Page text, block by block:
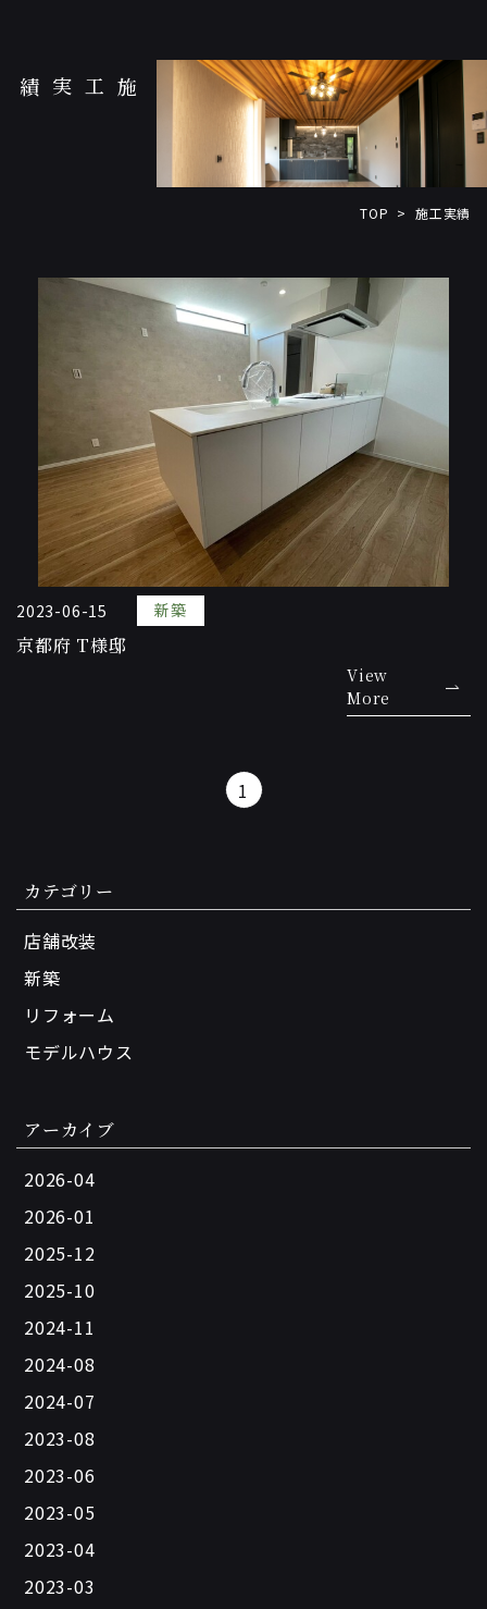
施工実績
TOP > 施工実績
カテゴリー
店舗改装
新築
リフォーム
モデルハウス
アーカイブ
2026-04
2026-01
2025-12
2025-10
2024-11
2024-08
2024-07
2023-08
2023-06
2023-05
2023-04
2023-03
2023-06-15 新築
京都府 T様邸
View
More
1